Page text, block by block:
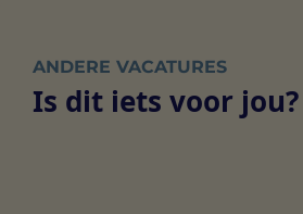
ANDERE VACATURES
Is dit iets voor jou?